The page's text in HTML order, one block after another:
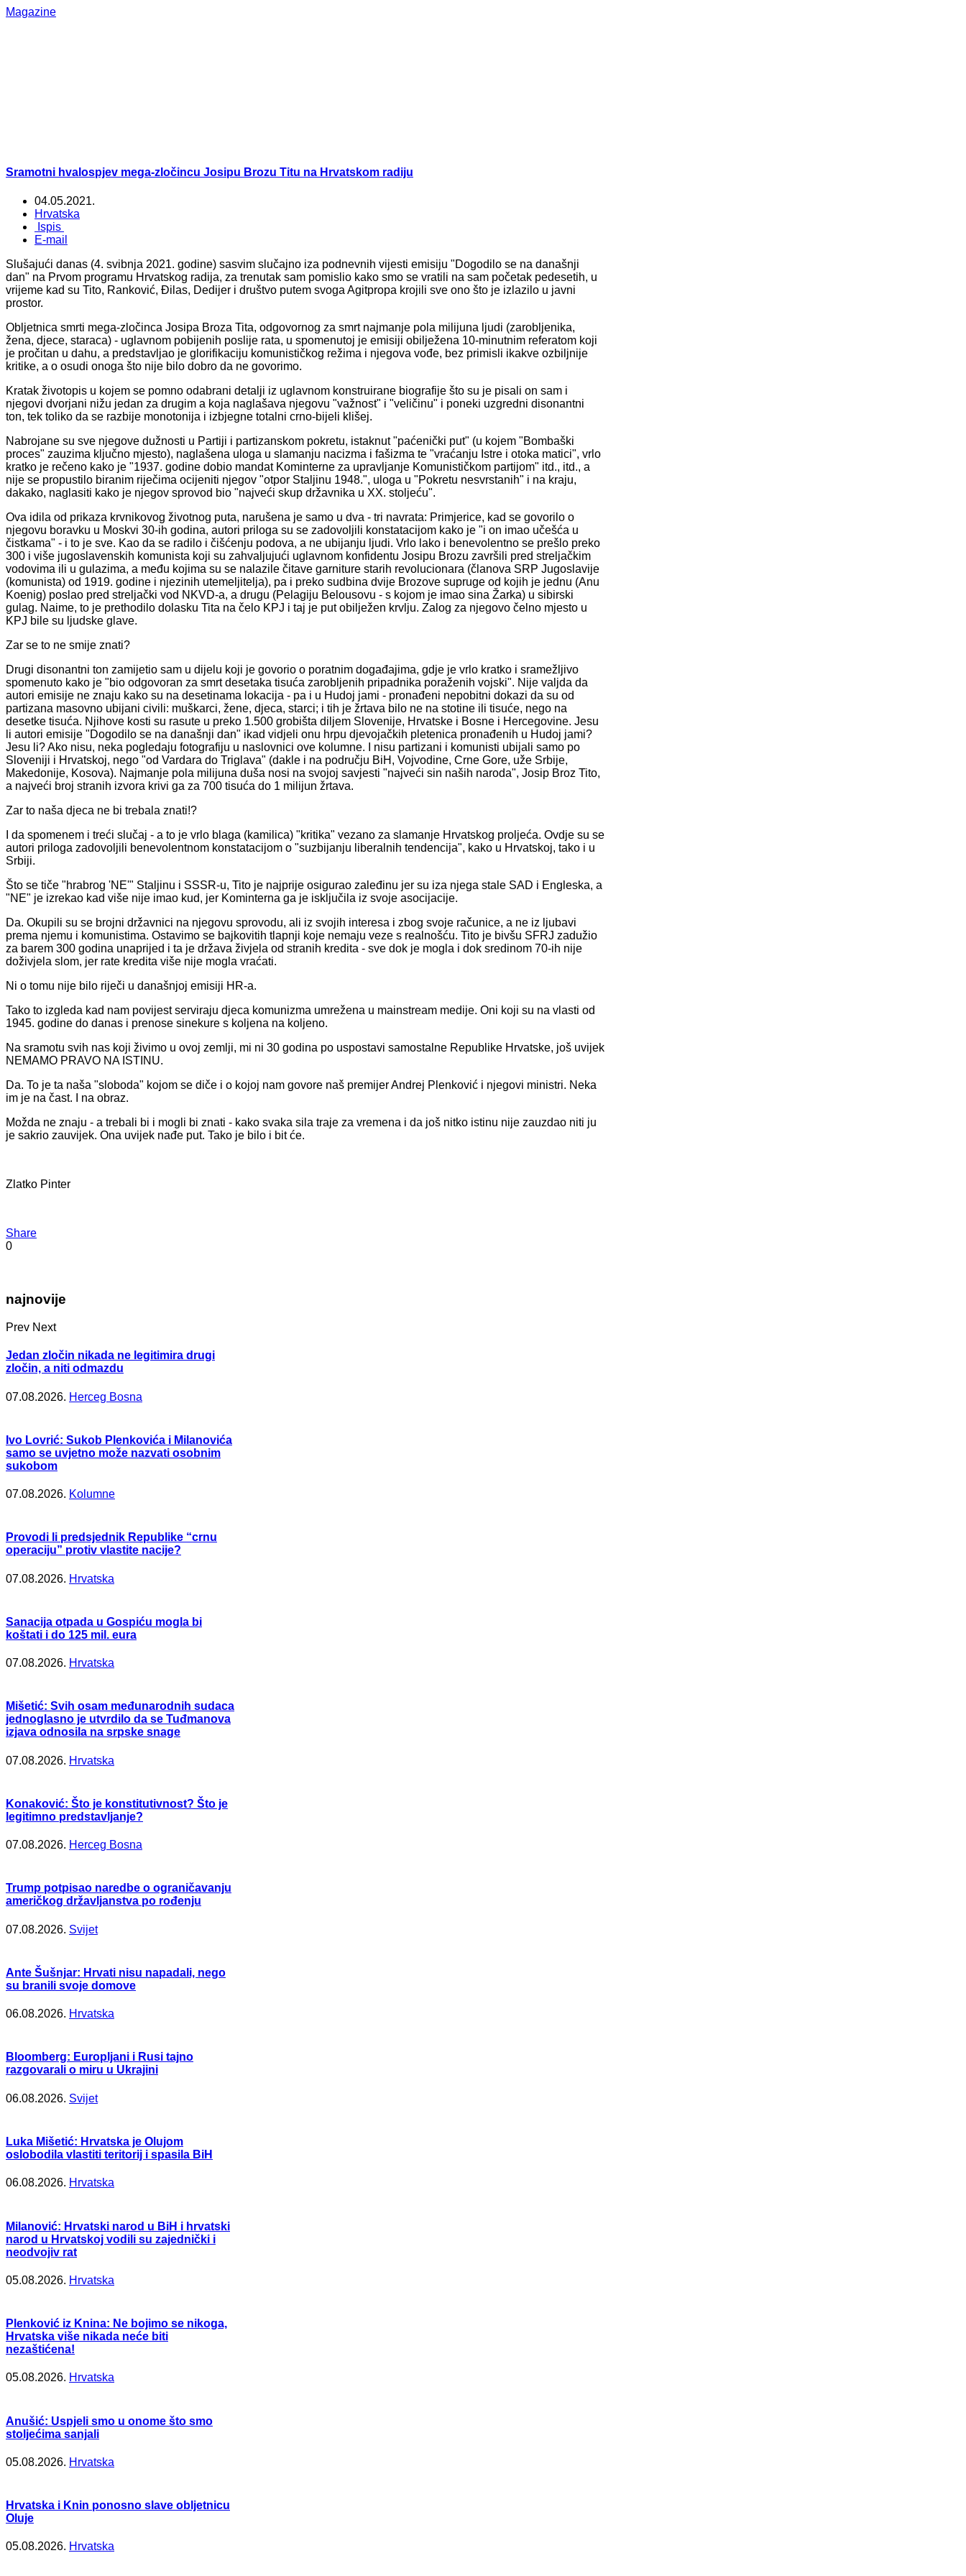
Magazine
Sramotni hvalospjev mega-zločincu Josipu Brozu Titu na Hrvatskom radiju
04.05.2021.
Hrvatska
Ispis
E-mail
Slušajući danas (4. svibnja 2021. godine) sasvim slučajno iza podnevnih vijesti emisiju "Dogodilo se na današnji
dan" na Prvom programu Hrvatskog radija, za trenutak sam pomislio kako smo se vratili na sam početak pedesetih, u
vrijeme kad su Tito, Ranković, Đilas, Dedijer i društvo putem svoga Agitpropa krojili sve ono što je izlazilo u javni
prostor.
Obljetnica smrti mega-zločinca Josipa Broza Tita, odgovornog za smrt najmanje pola milijuna ljudi (zarobljenika,
žena, djece, staraca) - uglavnom pobijenih poslije rata, u spomenutoj je emisiji obilježena 10-minutnim referatom koji
je pročitan u dahu, a predstavljao je glorifikaciju komunističkog režima i njegova vođe, bez primisli ikakve ozbiljnije
kritike, a o osudi onoga što nije bilo dobro da ne govorimo.
Kratak životopis u kojem se pomno odabrani detalji iz uglavnom konstruirane biografije što su je pisali on sam i
njegovi dvorjani nižu jedan za drugim a koja naglašava njegovu "važnost" i "veličinu" i poneki uzgredni disonantni
ton, tek toliko da se razbije monotonija i izbjegne totalni crno-bijeli klišej.
Nabrojane su sve njegove dužnosti u Partiji i partizanskom pokretu, istaknut "paćenički put" (u kojem "Bombaški
proces" zauzima ključno mjesto), naglašena uloga u slamanju nacizma i fašizma te "vraćanju Istre i otoka matici", vrlo
kratko je rečeno kako je "1937. godine dobio mandat Kominterne za upravljanje Komunističkom partijom" itd., itd., a
nije se propustilo biranim riječima ocijeniti njegov "otpor Staljinu 1948.", uloga u "Pokretu nesvrstanih" i na kraju,
dakako, naglasiti kako je njegov sprovod bio "najveći skup državnika u XX. stoljeću".
Ova idila od prikaza krvnikovog životnog puta, narušena je samo u dva - tri navrata: Primjerice, kad se govorilo o
njegovu boravku u Moskvi 30-ih godina, autori priloga su se zadovoljili konstatacijom kako je "i on imao učešća u
čistkama" - i to je sve. Kao da se radilo i čišćenju podova, a ne ubijanju ljudi. Vrlo lako i benevolentno se prešlo preko
300 i više jugoslavenskih komunista koji su zahvaljujući uglavnom konfidentu Josipu Brozu završili pred streljačkim
vodovima ili u gulazima, a među kojima su se nalazile čitave garniture starih revolucionara (članova SRP Jugoslavije
(komunista) od 1919. godine i njezinih utemeljitelja), pa i preko sudbina dvije Brozove supruge od kojih je jednu (Anu
Koenig) poslao pred streljački vod NKVD-a, a drugu (Pelagiju Belousovu - s kojom je imao sina Žarka) u sibirski
gulag. Naime, to je prethodilo dolasku Tita na čelo KPJ i taj je put obilježen krvlju. Zalog za njegovo čelno mjesto u
KPJ bile su ljudske glave.
Zar se to ne smije znati?
Drugi disonantni ton zamijetio sam u dijelu koji je govorio o poratnim događajima, gdje je vrlo kratko i sramežljivo
spomenuto kako je "bio odgovoran za smrt desetaka tisuća zarobljenih pripadnika poraženih vojski". Nije valjda da
autori emisije ne znaju kako su na desetinama lokacija - pa i u Hudoj jami - pronađeni nepobitni dokazi da su od
partizana masovno ubijani civili: muškarci, žene, djeca, starci; i tih je žrtava bilo ne na stotine ili tisuće, nego na
desetke tisuća. Njihove kosti su rasute u preko 1.500 grobišta diljem Slovenije, Hrvatske i Bosne i Hercegovine. Jesu
li autori emisije "Dogodilo se na današnji dan" ikad vidjeli onu hrpu djevojačkih pletenica pronađenih u Hudoj jami?
Jesu li? Ako nisu, neka pogledaju fotografiju u naslovnici ove kolumne. I nisu partizani i komunisti ubijali samo po
Sloveniji i Hrvatskoj, nego "od Vardara do Triglava" (dakle i na području BiH, Vojvodine, Crne Gore, uže Srbije,
Makedonije, Kosova). Najmanje pola milijuna duša nosi na svojoj savjesti "najveći sin naših naroda", Josip Broz Tito,
a najveći broj stranih izvora krivi ga za 700 tisuća do 1 milijun žrtava.
Zar to naša djeca ne bi trebala znati!?
I da spomenem i treći slučaj - a to je vrlo blaga (kamilica) "kritika" vezano za slamanje Hrvatskog proljeća. Ovdje su se
autori priloga zadovoljili benevolentnom konstatacijom o "suzbijanju liberalnih tendencija", kako u Hrvatskoj, tako i u
Srbiji.
Što se tiče "hrabrog 'NE'" Staljinu i SSSR-u, Tito je najprije osigurao zaleđinu jer su iza njega stale SAD i Engleska, a
"NE" je izrekao kad više nije imao kud, jer Kominterna ga je isključila iz svoje asocijacije.
Da. Okupili su se brojni državnici na njegovu sprovodu, ali iz svojih interesa i zbog svoje računice, a ne iz ljubavi
prema njemu i komunistima. Ostavimo se bajkovitih tlapnji koje nemaju veze s realnošću. Tito je bivšu SFRJ zadužio
za barem 300 godina unaprijed i ta je država živjela od stranih kredita - sve dok je mogla i dok sredinom 70-ih nije
doživjela slom, jer rate kredita više nije mogla vraćati.
Ni o tomu nije bilo riječi u današnjoj emisiji HR-a.
Tako to izgleda kad nam povijest serviraju djeca komunizma umrežena u mainstream medije. Oni koji su na vlasti od
1945. godine do danas i prenose sinekure s koljena na koljeno.
Na sramotu svih nas koji živimo u ovoj zemlji, mi ni 30 godina po uspostavi samostalne Republike Hrvatske, još uvijek
NEMAMO PRAVO NA ISTINU.
Da. To je ta naša "sloboda" kojom se diče i o kojoj nam govore naš premijer Andrej Plenković i njegovi ministri. Neka
im je na čast. I na obraz.
Možda ne znaju - a trebali bi i mogli bi znati - kako svaka sila traje za vremena i da još nitko istinu nije zauzdao niti ju
je sakrio zauvijek. Ona uvijek nađe put. Tako je bilo i bit će.
Zlatko Pinter
Share
0
najnovije
Prev Next
Jedan zločin nikada ne legitimira drugi
zločin, a niti odmazdu
07.08.2026. Herceg Bosna
Ivo Lovrić: Sukob Plenkovića i Milanovića
samo se uvjetno može nazvati osobnim
sukobom
07.08.2026. Kolumne
Provodi li predsjednik Republike “crnu
operaciju” protiv vlastite nacije?
07.08.2026. Hrvatska
Sanacija otpada u Gospiću mogla bi
koštati i do 125 mil. eura
07.08.2026. Hrvatska
Mišetić: Svih osam međunarodnih sudaca
jednoglasno je utvrdilo da se Tuđmanova
izjava odnosila na srpske snage
07.08.2026. Hrvatska
Konaković: Što je konstitutivnost? Što je
legitimno predstavljanje?
07.08.2026. Herceg Bosna
Trump potpisao naredbe o ograničavanju
američkog državljanstva po rođenju
07.08.2026. Svijet
Ante Šušnjar: Hrvati nisu napadali, nego
su branili svoje domove
06.08.2026. Hrvatska
Bloomberg: Europljani i Rusi tajno
razgovarali o miru u Ukrajini
06.08.2026. Svijet
Luka Mišetić: Hrvatska je Olujom
oslobodila vlastiti teritorij i spasila BiH
06.08.2026. Hrvatska
Milanović: Hrvatski narod u BiH i hrvatski
narod u Hrvatskoj vodili su zajednički i
neodvojiv rat
05.08.2026. Hrvatska
Plenković iz Knina: Ne bojimo se nikoga,
Hrvatska više nikada neće biti
nezaštićena!
05.08.2026. Hrvatska
Anušić: Uspjeli smo u onome što smo
stoljećima sanjali
05.08.2026. Hrvatska
Hrvatska i Knin ponosno slave obljetnicu
Oluje
05.08.2026. Hrvatska